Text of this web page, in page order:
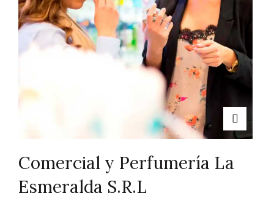
Comercial y Perfumería La
Esmeralda S.R.L